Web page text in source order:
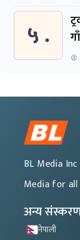
५ .
BL Media Inc
Media for
अन्य
नेपाली